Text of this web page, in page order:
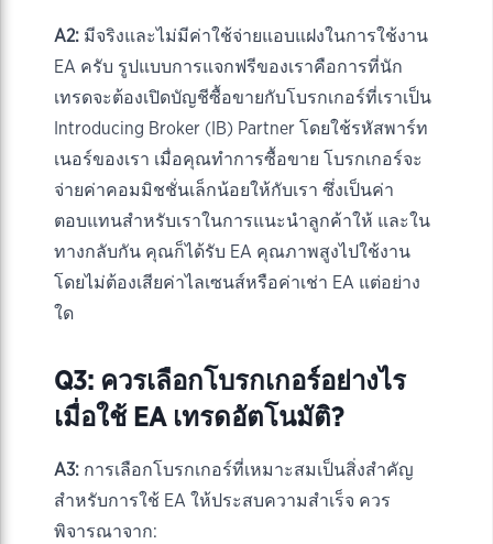
A2: มีจริงและไม่มีค่าใช้จ่ายแอบแฝงในการใช้งาน
EA ครับ รูปแบบการแจกฟรีของเราคือการที่นัก
เทรดจะต้องเปิดบัญชีซื้อขายกับโบรกเกอร์ที่เราเป็น
Introducing Broker (IB) Partner โดยใช้รหัสพาร์ท
เนอร์ของเรา เมื่อคุณทำการซื้อขาย โบรกเกอร์จะ
จ่ายค่าคอมมิชชั่นเล็กน้อยให้กับเรา ซึ่งเป็นค่า
ตอบแทนสำหรับเราในการแนะนำลูกค้าให้ และใน
ทางกลับกัน คุณก็ได้รับ EA คุณภาพสูงไปใช้งาน
โดยไม่ต้องเสียค่าไลเซนส์หรือค่าเช่า EA แต่อย่าง
ใด
Q3: ควรเลือกโบรกเกอร์อย่างไร
เมื่อใช้ EA เทรดอัตโนมัติ?
A3: การเลือกโบรกเกอร์ที่เหมาะสมเป็นสิ่งสำคัญ
สำหรับการใช้ EA ให้ประสบความสำเร็จ ควร
พิจารณาจาก: